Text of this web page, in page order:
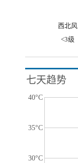
西北风
<3级
七天趋势
40°C
35°C
30°C